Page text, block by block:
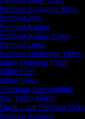
Instagram Reels
Intro
Kartun
Kolase Video
Outro
Undangan Video
Dubbing Video
Film
Video
Auto-Subtitle
Video Maker
Latar Pembuat Video
Animasi